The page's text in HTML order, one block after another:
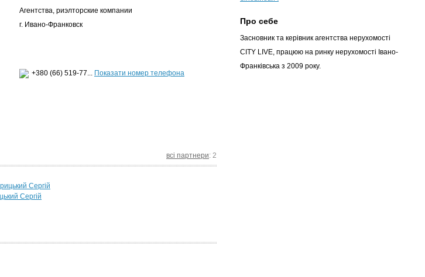
Агентства, риэлторские компании
г. Ивано-Франковск
+380 (66) 519-77... Показати номер телефона
всі партнери: 2
Сергій
Про себе
Засновник та керівник агентства нерухомості
CITY LIVE, працюю на ринку нерухомості Івано-
Франківська з 2009 року.